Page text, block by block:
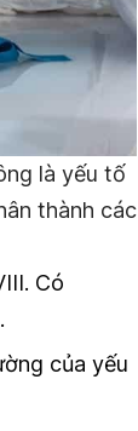
là yếu tố
thành các
Có
của yếu